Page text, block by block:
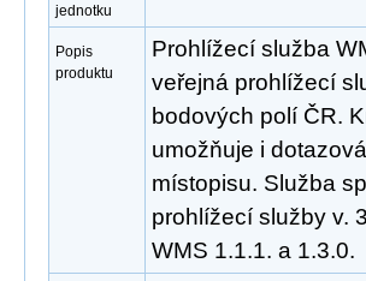
jednotku
Popis
produktu
Prohlížecí služba
veřejná prohlížecí
bodových polí ČR.
umožňuje i
místopisu. Služba
prohlížecí služby v.
WMS 1.1.1. a 1.3.0.